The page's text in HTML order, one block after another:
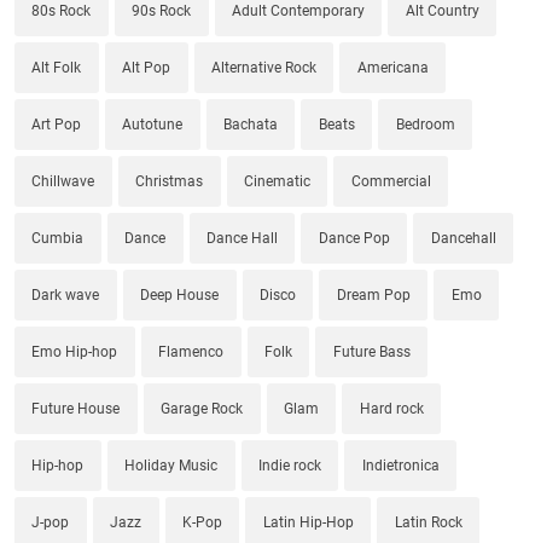
80s Rock 90s Rock Adult Contemporary Alt Country
Alt Folk Alt Pop Alternative Rock Americana
Art Pop Autotune Bachata Beats Bedroom
Chillwave Christmas Cinematic Commercial
Cumbia Dance Dance Hall Dance Pop Dancehall
Dark wave Deep House Disco Dream Pop Emo
Emo Hip-hop Flamenco Folk Future Bass
Future House Garage Rock Glam Hard rock
Hip-hop Holiday Music Indie rock Indietronica
J-pop Jazz K-Pop Latin Hip-Hop Latin Rock